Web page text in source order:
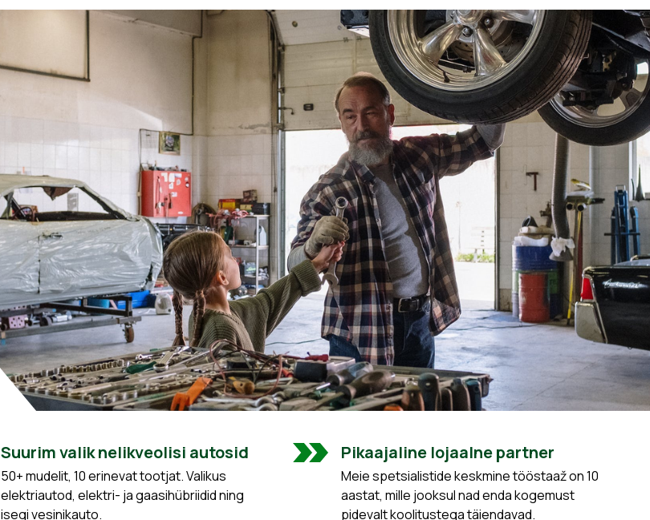
Suurim valik nelikveolisi autosid
50+ mudelit, 10 erinevat tootjat. Valikus
elektriautod, elektri- ja gaasihübriidid ning
isegi vesinikauto.
Pikaajaline lojaalne partner
Meie spetsialistide keskmine tööstaaž on 10
aastat, mille jooksul nad enda kogemust
pidevalt koolitustega täiendavad.